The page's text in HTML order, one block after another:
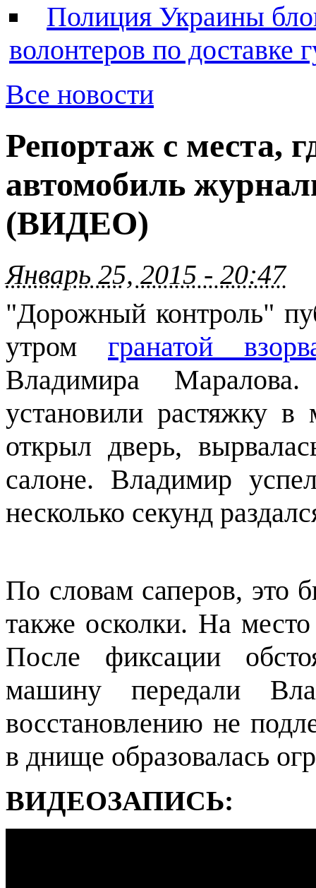
Полиция Украины
волонтеров по
Все новости
Репортаж с места,
автомобиль
(ВИДЕО)
Январь 25, 2015 - 20:47
"Дорожный контроль"
утром гранатой
Владимира
установили растяжку
открыл дверь,
салоне. Владимир
несколько секунд
По словам саперов, это
также осколки. На
После фиксации
машину передали
восстановлению не
в днище образовалась
ВИДЕОЗАПИСЬ: